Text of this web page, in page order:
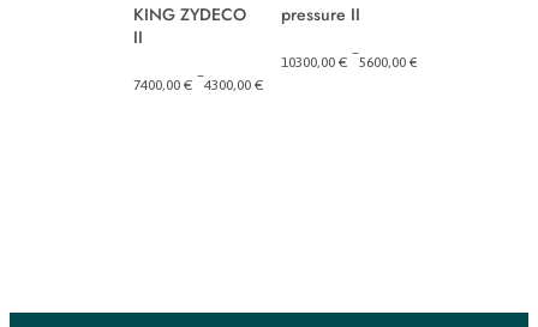
KING ZYDECO
II
4300,00€
–
7400,00€
Plage
pressure II
5600,00€
–
10300,00€
Plage